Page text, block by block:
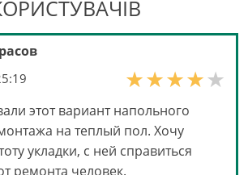
этот вариант напольного
на теплый пол. Хочу
укладки, с ней справиться
ремонта человек.